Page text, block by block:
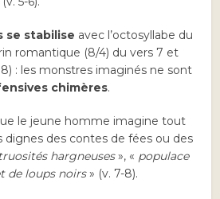
se stabilise avec l’octosyllabe du
romantique (8/4) du vers 7 et
8) : les monstres imaginés ne sont
chimères.
le jeune homme imagine tout
dignes des contes de fées ou des
hargneuses», « populace
de loups noirs» (v. 7-8).